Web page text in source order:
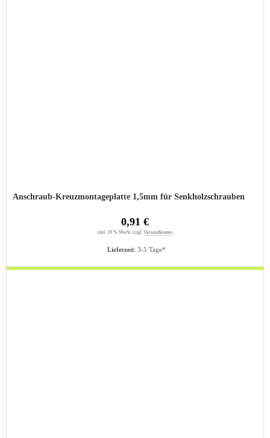
Anschraub-Kreuzmontageplatte 1,5mm für Senkholzschrauben
Lieferzeit: 3-5 Tage*
0,91 €
inkl. 19 % MwSt. zzgl. Versandkosten